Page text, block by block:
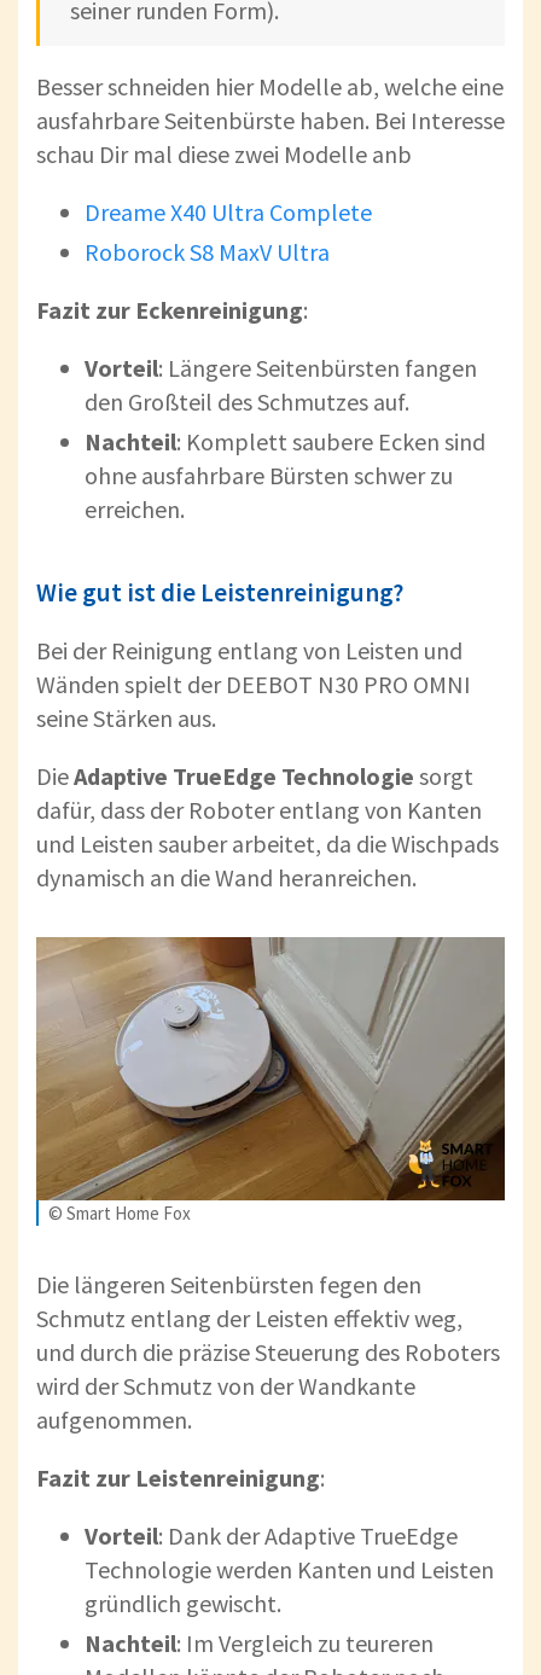
seiner runden Form).
Besser schneiden hier Modelle ab, welche eine
ausfahrbare Seitenbürste haben. Bei Interesse
schau Dir mal diese zwei Modelle anb
Dreame X40 Ultra Complete
Roborock S8 MaxV Ultra
Fazit zur Eckenreinigung:
Vorteil: Längere Seitenbürsten fangen
den Großteil des Schmutzes auf.
Nachteil: Komplett saubere Ecken sind
ohne ausfahrbare Bürsten schwer zu
erreichen.
Wie gut ist die Leistenreinigung?
Bei der Reinigung entlang von Leisten und
Wänden spielt der DEEBOT N30 PRO OMNI
seine Stärken aus.
DieAdaptive TrueEdge Technologie sorgt
dafür, dass der Roboter entlang von Kanten
und Leisten sauber arbeitet, da die Wischpads
dynamisch an die Wand heranreichen.
© Smart Home Fox
Die längeren Seitenbürsten fegen den
Schmutz entlang der Leisten effektiv weg,
und durch die präzise Steuerung des Roboters
wird der Schmutz von der Wandkante
aufgenommen.
Fazit zur Leistenreinigung:
Vorteil: Dank der Adaptive TrueEdge
Technologie werden Kanten und Leisten
gründlich gewischt.
Nachteil: Im Vergleich zu teureren